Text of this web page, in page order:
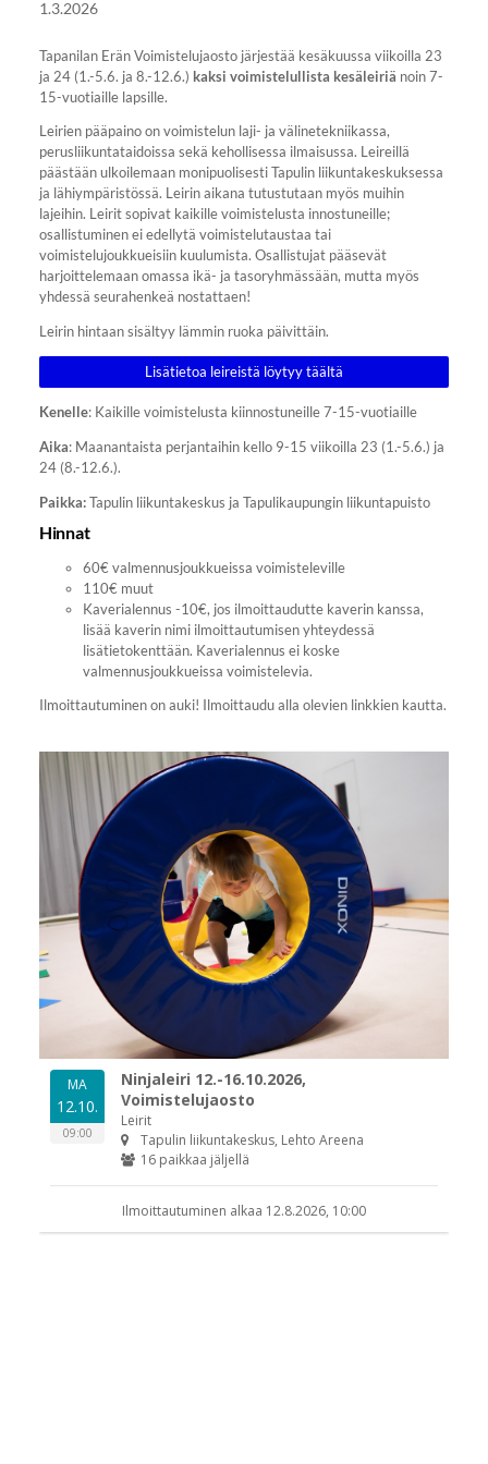
1.3.2026
Tapanilan Erän Voimistelujaosto järjestää kesäkuussa viikoilla 23
ja 24 (1.-5.6. ja 8.-12.6.) kaksi voimistelullista kesäleiriä noin 7-
15-vuotiaille lapsille.
Leirien pääpaino on voimistelun laji- ja välinetekniikassa,
perusliikuntataidoissa sekä kehollisessa ilmaisussa. Leireillä
päästään ulkoilemaan monipuolisesti Tapulin liikuntakeskuksessa
ja lähiympäristössä. Leirin aikana tutustutaan myös muihin
lajeihin. Leirit sopivat kaikille voimistelusta innostuneille;
osallistuminen ei edellytä voimistelutaustaa tai
voimistelujoukkueisiin kuulumista. Osallistujat pääsevät
harjoittelemaan omassa ikä- ja tasoryhmässään, mutta myös
yhdessä seurahenkeä nostattaen!
Leirin hintaan sisältyy lämmin ruoka päivittäin.
Lisätietoa leireistä löytyy täältä
Kenelle: Kaikille voimistelusta kiinnostuneille 7-15-vuotiaille
Aika: Maanantaista perjantaihin kello 9-15 viikoilla 23 (1.-5.6.) ja
24 (8.-12.6.).
Paikka:Tapulin liikuntakeskus ja Tapulikaupungin liikuntapuisto
Hinnat
60€ valmennusjoukkueissa voimisteleville
110€ muut
Kaverialennus -10€, jos ilmoittaudutte kaverin kanssa,
lisää kaverin nimi ilmoittautumisen yhteydessä
lisätietokenttään. Kaverialennus ei koske
valmennusjoukkueissa voimistelevia.
Ilmoittautuminen on auki! Ilmoittaudu alla olevien linkkien kautta.